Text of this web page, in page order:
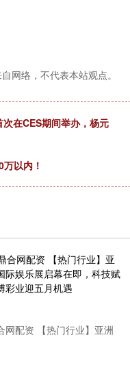
网络，不代表本站观点。
在CES期间举办，杨元
以内！
网配资 【热门行业】亚洲